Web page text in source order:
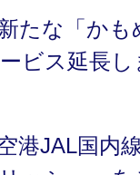
新たな「か
ビス延長し
港JAL国